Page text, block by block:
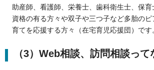
助産師、看護師、栄養士、歯科衛生士、保
資格の有る方々や双子や三つ子など多胎の
育てを応援する方々（在宅育児応援団）です
（3）Web相談、訪問相談って